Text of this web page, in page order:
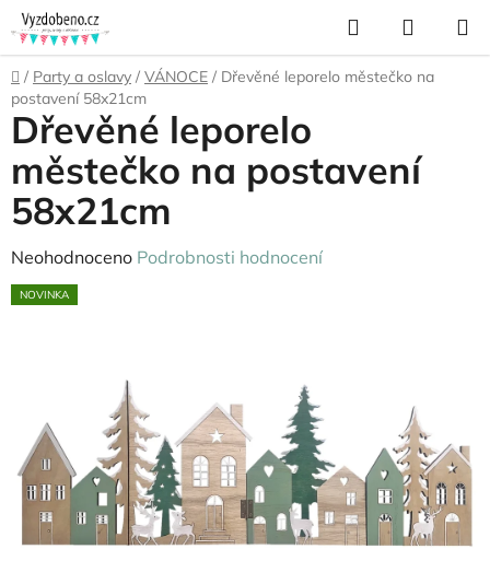
Přejít
na
obsah
Hledat
KOŠÍK
Domů
/ Party a oslavy / VÁNOCE / Dřevěné leporelo městečko na
postavení 58x21cm
Dřevěné leporelo
městečko na postavení
58x21cm
Průměrné
hodnocení
hvězdiček.
Neohodnoceno Podrobnosti hodnocení
NOVINKA